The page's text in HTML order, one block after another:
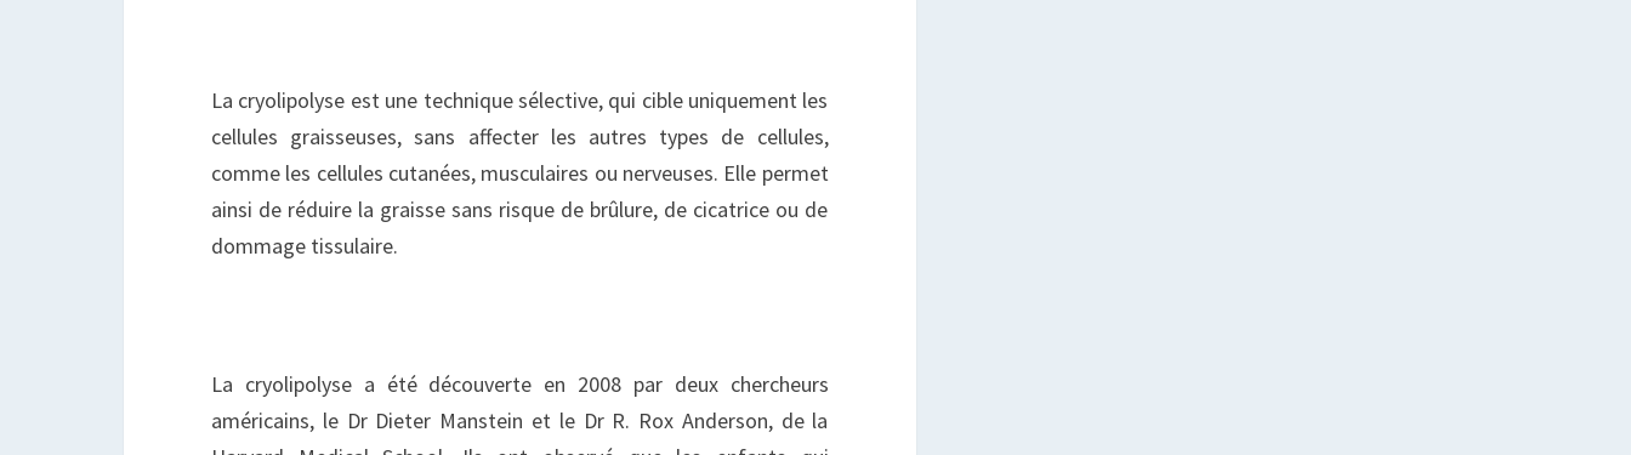
La cryolipolyse est une technique sélective, qui cible uniquement les
cellules graisseuses, sans affecter les autres types de cellules,
comme les cellules cutanées, musculaires ou nerveuses. Elle permet
ainsi de réduire la graisse sans risque de brûlure, de cicatrice ou de
dommage tissulaire.
La cryolipolyse a été découverte en 2008 par deux chercheurs
américains, le Dr Dieter Manstein et le Dr R. Rox Anderson, de la